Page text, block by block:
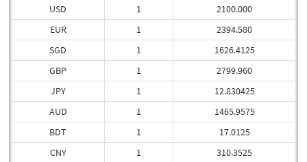
USD
EUR
SGD
GBP
JPY
AUD
BDT
CNY
1
1
1
1
1
1
1
1
2100.000
2394.580
1626.4125
2799.960
12.830425
1465.9575
17.0125
310.3525